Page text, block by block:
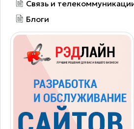
Связь и
Блоги